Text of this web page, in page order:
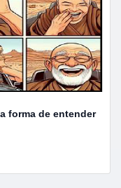
forma de entender